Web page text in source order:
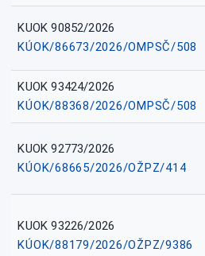
KUOK 90852/2026
KÚOK/86673/2026/OMPSČ/508
KUOK 93424/2026
KÚOK/88368/2026/OMPSČ/508
KUOK 92773/2026
KÚOK/68665/2026/OŽPZ/414
KUOK 93226/2026
KÚOK/88179/2026/OŽPZ/9386